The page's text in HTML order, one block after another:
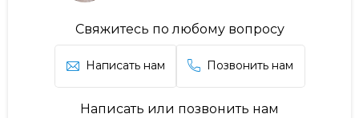
Свяжитесь по любому вопросу
Написать нам Позвонить нам
Написать или позвонить нам